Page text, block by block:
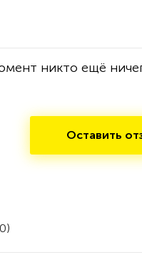
никто ещё
Оставить